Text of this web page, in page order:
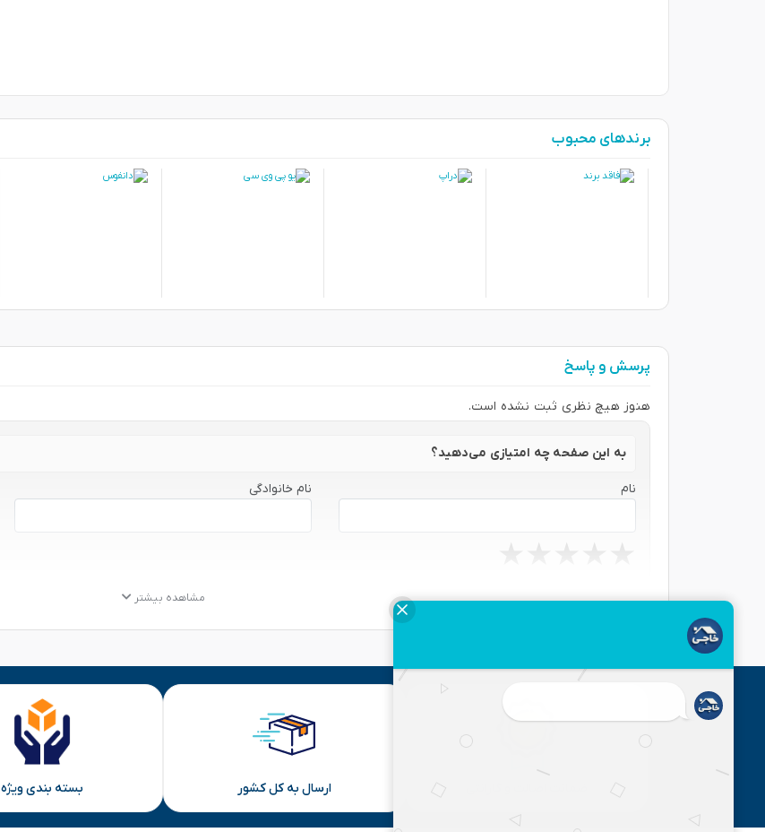
برندهای محبوب
پرسش و پاسخ
هنوز هیچ نظری ثبت نشده است.
به این صفحه چه امتیازی می‌دهید؟
نام نام خانوادگی
★★
★ ★
★
★ ★
★
★
★ ★
★
★
★
★
مشاهده بیشتر
ارسال به کل کشور بسته بندی ویژه